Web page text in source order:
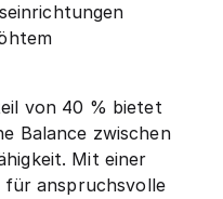
von 40 % bietet
Balance zwischen
Mit einer
für anspruchsvolle